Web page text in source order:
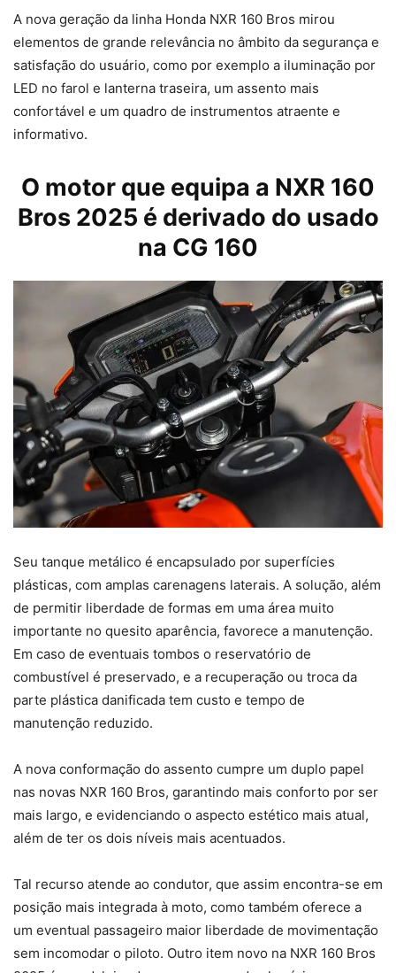
A nova geração da linha Honda NXR 160 Bros mirou
elementos de grande relevância no âmbito da segurança e
satisfação do usuário, como por exemplo a iluminação por
LED no farol e lanterna traseira, um assento mais
confortável e um quadro de instrumentos atraente e
informativo.
O motor que equipa a NXR 160
Bros 2025 é derivado do usado
na CG 160
Seu tanque metálico é encapsulado por superfícies
plásticas, com amplas carenagens laterais. A solução, além
de permitir liberdade de formas em uma área muito
importante no quesito aparência, favorece a manutenção.
Em caso de eventuais tombos o reservatório de
combustível é preservado, e a recuperação ou troca da
parte plástica danificada tem custo e tempo de
manutenção reduzido.
A nova conformação do assento cumpre um duplo papel
nas novas NXR 160 Bros, garantindo mais conforto por ser
mais largo, e evidenciando o aspecto estético mais atual,
além de ter os dois níveis mais acentuados.
Tal recurso atende ao condutor, que assim encontra-se em
posição mais integrada à moto, como também oferece a
um eventual passageiro maior liberdade de movimentação
sem incomodar o piloto. Outro item novo na NXR 160 Bros